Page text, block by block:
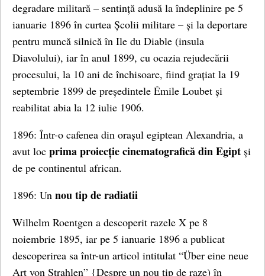
degradare militară – sentință adusă la îndeplinire pe 5
ianuarie 1896 în curtea Școlii militare – și la deportare
pentru muncă silnică în Ile du Diable (insula
Diavolului), iar în anul 1899, cu ocazia rejudecării
procesului, la 10 ani de închisoare, fiind grațiat la 19
septembrie 1899 de președintele Émile Loubet și
reabilitat abia la 12 iulie 1906.
1896: Într-o cafenea din orașul egiptean Alexandria, a
avut loc prima proiecție cinematografică din Egipt și
de pe continentul african.
1896: Un nou tip de radiatii
Wilhelm Roentgen a descoperit razele X pe 8
noiembrie 1895, iar pe 5 ianuarie 1896 a publicat
descoperirea sa într-un articol intitulat “Über eine neue
Art von Strahlen” {Despre un nou tip de raze) în